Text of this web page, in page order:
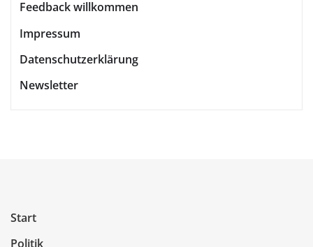
Feedback willkommen
Impressum
Datenschutzerklärung
Newsletter
Start
Politik